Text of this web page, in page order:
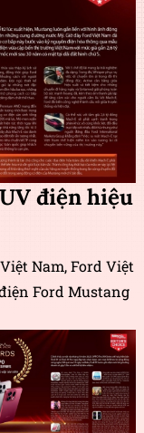
điện hiệu
Nam, Ford Việt
Ford Mustang